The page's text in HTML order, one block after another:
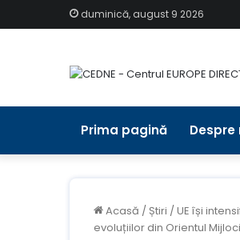
duminică, august 9 2026
Prima pagină Despre
Acasă / Știri /UE își
evoluțiilor din Orientul